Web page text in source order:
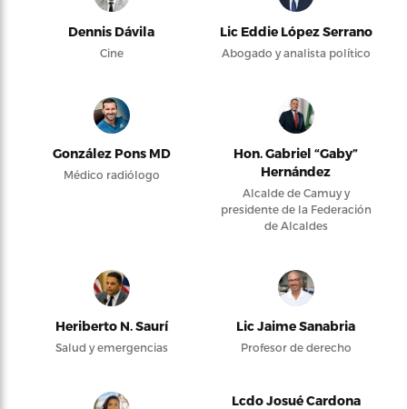
Dennis Dávila
Cine
Lic Eddie López Serrano
Abogado y analista político
González Pons MD
Médico radiólogo
Hon. Gabriel “Gaby”
Hernández
Alcalde de Camuy y
presidente de la Federación
de Alcaldes
Heriberto N. Saurí
Salud y emergencias
Lic Jaime Sanabria
Profesor de derecho
Lcdo Josué Cardona